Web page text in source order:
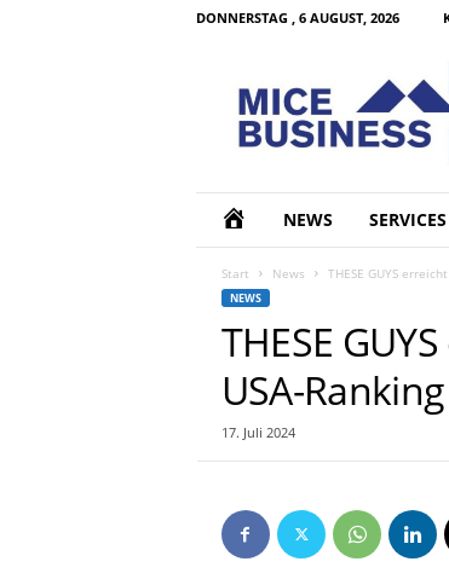
DONNERSTAG , 6 AUGUST, 2026
O
M
E
NEWS SERVICES
Start News THESE GUYS
NEWS
THESE
USA-Ranking
17. Juli 2024